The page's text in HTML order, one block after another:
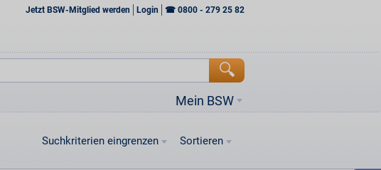
Jetzt BSW-Mitglied werden Login ☎ 0800 - 279 25 82
Mein BSW
Suchkriterien eingrenzen Sortieren